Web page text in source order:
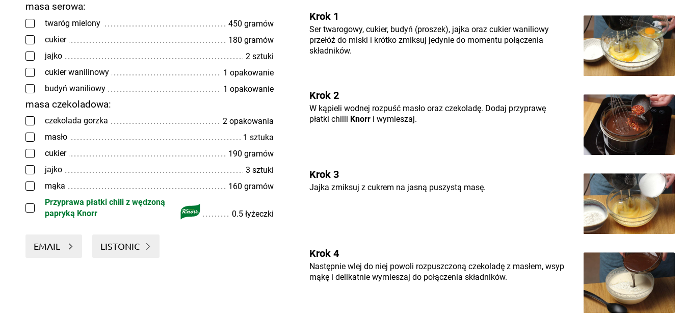
masa serowa:
twaróg mielony
450 gramów
cukier
180 gramów
jajko
2 sztuki
cukier wanilinowy
1 opakowanie
budyń waniliowy
1 opakowanie
masa czekoladowa:
czekolada gorzka
2 opakowania
masło
1 sztuka
cukier
190 gramów
jajko
3 sztuki
mąka
160 gramów
Przyprawa płatki chili z wędzoną
papryką Knorr
0.5 łyżeczki
EMAIL LISTONIC
Krok 1
Ser twarogowy, cukier, budyń (proszek), jajka oraz cukier waniliowy
przełóż do miski i krótko zmiksuj jedynie do momentu połączenia
składników.
Krok 2
W kąpieli wodnej rozpuść masło oraz czekoladę. Dodaj przyprawę
płatki chilli Knorri wymieszaj.
Krok 3
Jajka zmiksuj z cukrem na jasną puszystą masę.
Krok 4
Następnie wlej do niej powoli rozpuszczoną czekoladę z masłem, wsyp
mąkę i delikatnie wymieszaj do połączenia składników.